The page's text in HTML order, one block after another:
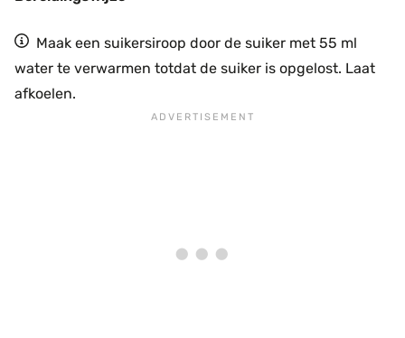
Maak een suikersiroop door de suiker met 55 ml
water te verwarmen totdat de suiker is opgelost. Laat
afkoelen.